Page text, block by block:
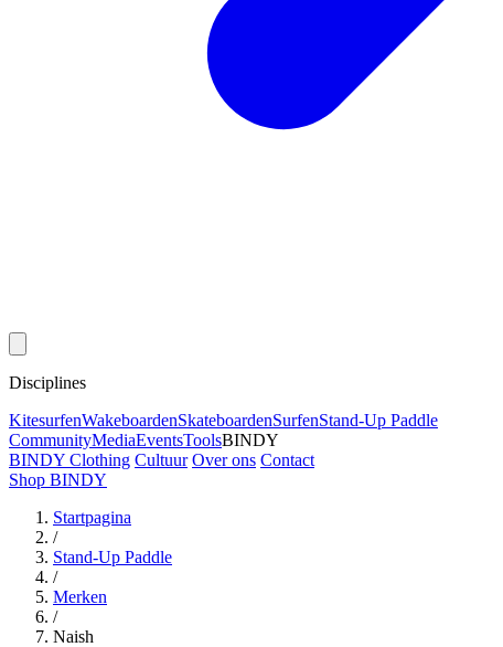
Disciplines
KitesurfenWakeboardenSkateboardenSurfenStand-Up Paddle
CommunityMediaEventsToolsBINDY
BINDY Clothing Cultuur Over ons Contact
Shop BINDY
Startpagina
/
Stand-Up Paddle
/
Merken
/
Naish